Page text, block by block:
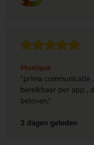
Monique
"prima communicatie
bereikbaar per app ,
beloven."
3 dagen geleden